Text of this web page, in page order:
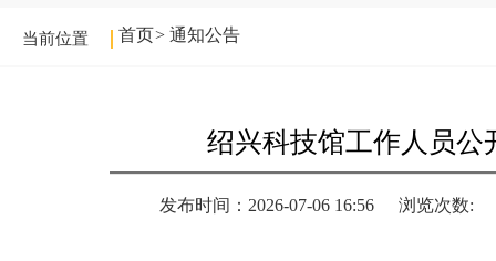
当前位置 首页> 通知公告
绍兴科技馆工作人员
发布时间：2026-07-06 16:56 浏览次数: